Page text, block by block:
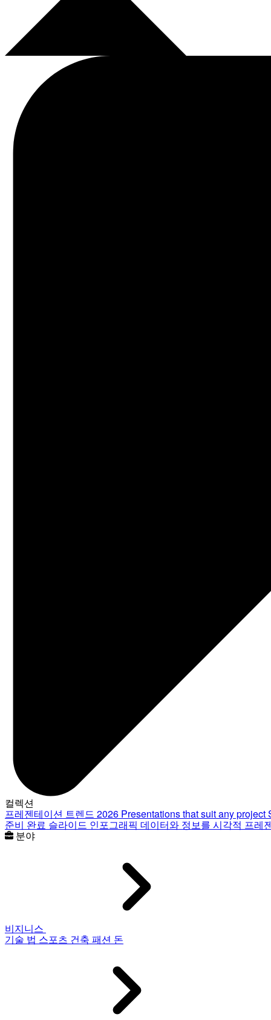
컬렉션
프레젠테이션 트렌드 2026 Presentations that suit any project
준비 완료 슬라이드 인포그래픽 데이터와 정보를 시각적 프레
분야
비지니스
기술 법 스포츠 건축 패션 돈